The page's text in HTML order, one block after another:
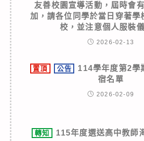
友善校園宣導活動，屆時會
加，請各位同學於當日穿著學
校，並注意個人服裝儀
2026-02-13
置頂 公告
114學年度第2學
宿名單
2026-02-09
轉知 115年度選送高中教師